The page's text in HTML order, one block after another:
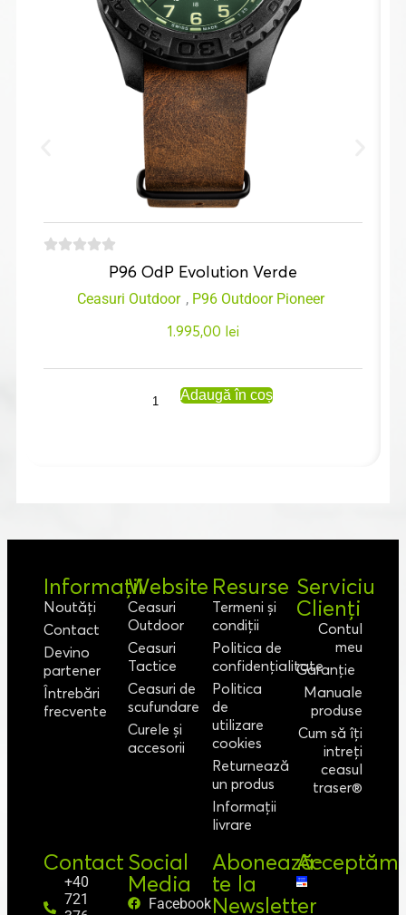
P96 OdP Evolution Verde
Ceasuri Outdoor , P96 Outdoor Pioneer
1.995,00 lei
Adaugă în coș
Informații
Noutăți
Contact
Devino
partener
Întrebări
frecvente
Website
Ceasuri
Outdoor
Ceasuri
Tactice
Ceasuri de
scufundare
Curele și
accesorii
Resurse
Termeni și
condiții
Politica de
confidențialitate
Politica
de
utilizare
cookies
Returnează
un produs
Informații
livrare
Serviciu
Clienți
Contul
meu
Garanție
Manuale
produse
Cum să îți
intreți
ceasul
traser®
Contact
+40
721
Social
Media
Facebook
Abonează-
te la
Newsletter
Acceptăm